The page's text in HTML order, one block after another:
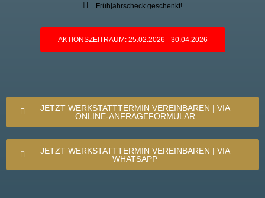
Frühjahrscheck geschenkt!
AKTIONSZEITRAUM: 25.02.2026 - 30.04.2026
JETZT WERKSTATTTERMIN VEREINBAREN | VIA
ONLINE-ANFRAGEFORMULAR
JETZT WERKSTATTTERMIN VEREINBAREN | VIA
WHATSAPP